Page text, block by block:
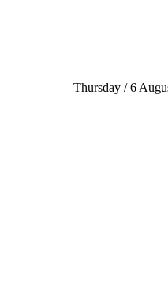
Thursday / 6